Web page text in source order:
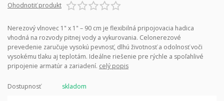
Ohodnotiť produkt
Nerezový vlnovec 1" x 1" – 90 cm je flexibilná pripojovacia hadica
vhodná na rozvody pitnej vody a vykurovania. Celonerezové
prevedenie zaručuje vysokú pevnosť, dlhú životnosť a odolnosť voči
vysokému tlaku aj teplotám. Ideálne riešenie pre rýchle a spoľahlivé
pripojenie armatúr a zariadení. celý popis
Dostupnosť skladom